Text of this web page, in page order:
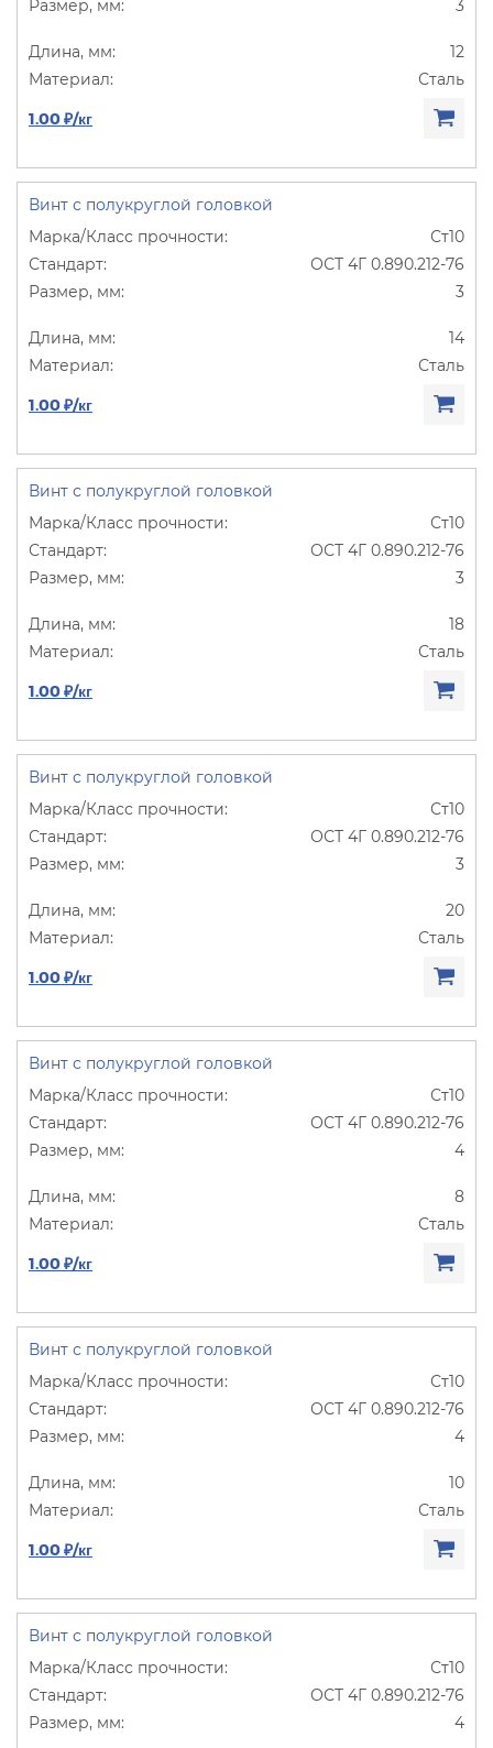
3
12
Сталь
1.00 ₽/кг
Винт с полукруглой головкой
Ст10
ОСТ 4Г 0.890.212-76
3
14
Сталь
1.00 ₽/кг
Винт с полукруглой головкой
Ст10
ОСТ 4Г 0.890.212-76
3
18
Сталь
1.00 ₽/кг
Винт с полукруглой головкой
Ст10
ОСТ 4Г 0.890.212-76
3
20
Сталь
1.00 ₽/кг
Винт с полукруглой головкой
Ст10
ОСТ 4Г 0.890.212-76
4
8
Сталь
1.00 ₽/кг
Винт с полукруглой головкой
Ст10
ОСТ 4Г 0.890.212-76
4
10
Сталь
1.00 ₽/кг
Винт с полукруглой головкой
Ст10
ОСТ 4Г 0.890.212-76
4